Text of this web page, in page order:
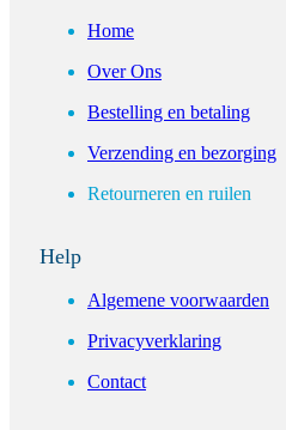
Home
Over Ons
Bestelling en betaling
Verzending en bezorging
Retourneren en ruilen
Help
Algemene voorwaarden
Privacyverklaring
Contact